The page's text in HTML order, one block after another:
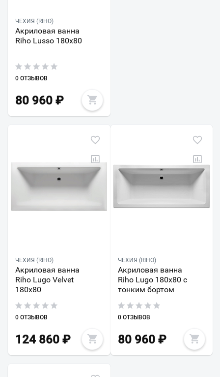
ЧЕХИЯ (RIHO)
Акриловая ванна
Riho Lusso 180x80
0 ОТЗЫВОВ
80 960 ₽
ЧЕХИЯ (RIHO)
Акриловая ванна
Riho Lugo Velvet
180x80
0 ОТЗЫВОВ
124 860 ₽
ЧЕХИЯ (RIHO)
Акриловая ванна
Riho Lugo 180x80 с
тонким бортом
0 ОТЗЫВОВ
80 960₽